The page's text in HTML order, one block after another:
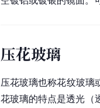
压花玻璃
压花玻璃也称花纹玻璃
花玻璃的特点是透光（